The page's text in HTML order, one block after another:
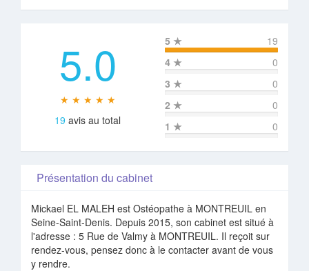
5.0
★ ★ ★ ★ ★
19 avis au total
5 ★
19
4 ★
0
3 ★
0
2 ★
0
1 ★ 0
Présentation du cabinet
Mickael EL MALEH est Ostéopathe à MONTREUIL en
Seine-Saint-Denis. Depuis 2015, son cabinet est situé à
l'adresse : 5 Rue de Valmy à MONTREUIL. Il reçoit sur
rendez-vous, pensez donc à le contacter avant de vous
y rendre.